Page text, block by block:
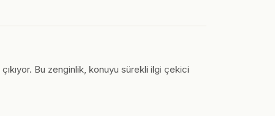
Bu zenginlik, konuyu sürekli ilgi çekici